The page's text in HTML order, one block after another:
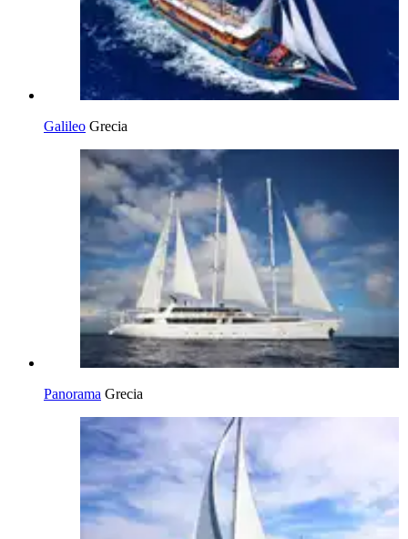
Galileo Grecia
Panorama Grecia